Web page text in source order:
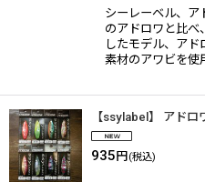
シーレーベル、ア
のアドロワと比べ
したモデル、アド
素材のアワビを使
【ssylabel】 アド
935 円 (税込)